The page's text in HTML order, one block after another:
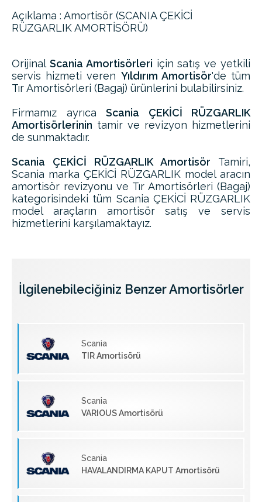
Açıklama : Amortisör (SCANIA ÇEKİCİ
RÜZGARLIK AMORTİSÖRÜ)
Orijinal Scania Amortisörleri için satış ve yetkili
servis hizmeti veren Yıldırım Amortisör'de tüm
Tır Amortisörleri (Bagaj) ürünlerini bulabilirsiniz.
Firmamız ayrıca Scania ÇEKİCİ RÜZGARLIK
Amortisörlerinin tamir ve revizyon hizmetlerini
de sunmaktadır.
Scania ÇEKİCİ RÜZGARLIK Amortisör Tamiri,
Scania marka ÇEKİCİ RÜZGARLIK model aracın
amortisör revizyonu ve Tır Amortisörleri (Bagaj)
kategorisindeki tüm Scania ÇEKİCİ RÜZGARLIK
model araçların amortisör satış ve servis
hizmetlerini karşılamaktayız.
İlgilenebileciğiniz Benzer Amortisörler
Scania
TIR Amortisörü
Scania
VARIOUS Amortisörü
Scania
HAVALANDIRMA KAPUT Amortisörü